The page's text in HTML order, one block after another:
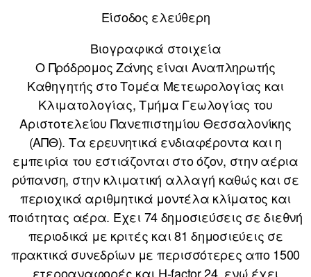
Είσοδος ελεύθερη
Βιογραφικά στοιχεία
Ο Πρόδρομος Ζάνης είναι Αναπληρωτής
Καθηγητής στο Τομέα Μετεωρολογίας και
Κλιματολογίας, Τμήμα Γεωλογίας του
Αριστοτελείου Πανεπιστημίου Θεσσαλονίκης
(ΑΠΘ). Τα ερευνητικά ενδιαφέροντα και η
εμπειρία του εστιάζονται στο όζον, στην αέρια
ρύπανση, στην κλιματική αλλαγή καθώς και σε
περιοχικά αριθμητικά μοντέλα κλίματος και
ποιότητας αέρα. Έχει 74 δημοσιεύσεις σε διεθνή
περιοδικά με κριτές και 81 δημοσιεύεις σε
πρακτικά συνεδρίων με περισσότερες απο 1500
ετεροαναφορές και H-factor 24, ενώ έχει